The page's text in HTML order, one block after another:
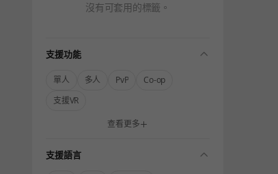
沒有可套用的標籤。
支援功能 folding
單人 多人 PvP
Co-op
支援VR
查看更多
支援語言 folding